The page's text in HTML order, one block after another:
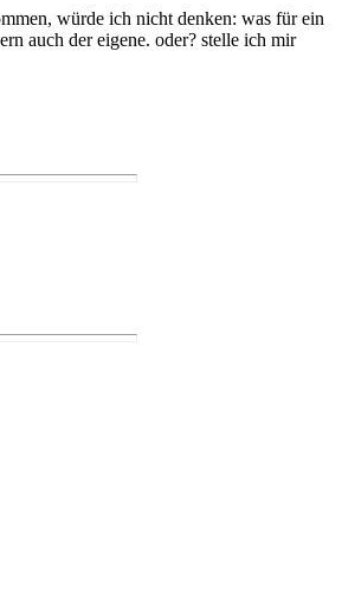
würde ich nicht denken: was für ein
auch der eigene. oder? stelle ich mir